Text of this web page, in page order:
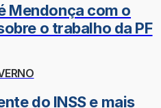
Mendonça com o
o trabalho da PF
do INSS e mais